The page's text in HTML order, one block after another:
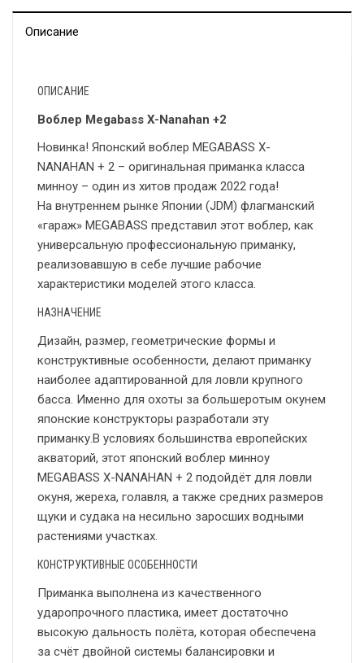
Описание
ОПИСАНИЕ
Воблер Megabass X-Nanahan +2
Новинка! Японский воблер MEGABASS X-
NANAHAN + 2 – оригинальная приманка класса
минноу – один из хитов продаж 2022 года!
На внутреннем рынке Японии (JDM) флагманский
«гараж» MEGABASS представил этот воблер, как
универсальную профессиональную приманку,
реализовавшую в себе лучшие рабочие
характеристики моделей этого класса.
НАЗНАЧЕНИЕ
Дизайн, размер, геометрические формы и
конструктивные особенности, делают приманку
наиболее адаптированной для ловли крупного
басса. Именно для охоты за большеротым окунем
японские конструкторы разработали эту
приманку.В условиях большинства европейских
акваторий, этот японский воблер минноу
MEGABASS X-NANAHAN + 2 подойдёт для ловли
окуня, жереха, голавля, а также средних размеров
щуки и судака на несильно заросших водными
растениями участках.
КОНСТРУКТИВНЫЕ ОСОБЕННОСТИ
Приманка выполнена из качественного
ударопрочного пластика, имеет достаточно
высокую дальность полёта, которая обеспечена
за счёт двойной системы балансировки и